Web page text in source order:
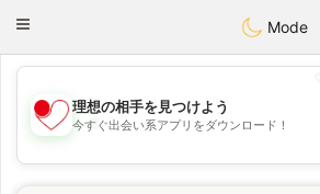
日本Chat
Toggle
Mode
💖
💕
理想の相手を見つけよう
今すぐ出会い系アプリをダウンロード！